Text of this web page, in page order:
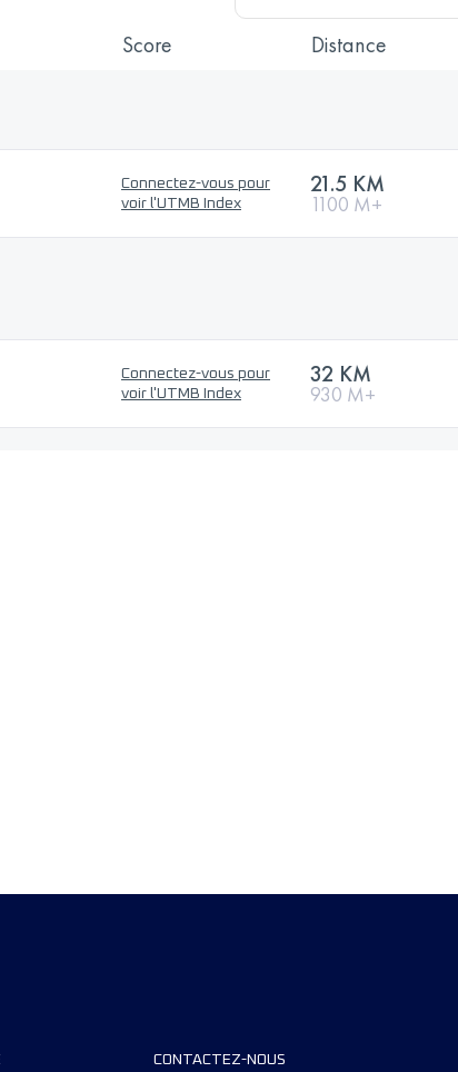
Score Distance
Connectez-vous pour
voir l'UTMB Index
21.5 KM
1100 M+
Connectez-vous pour
voir l'UTMB Index
32 KM
930 M+
CONTACTEZ-NOUS